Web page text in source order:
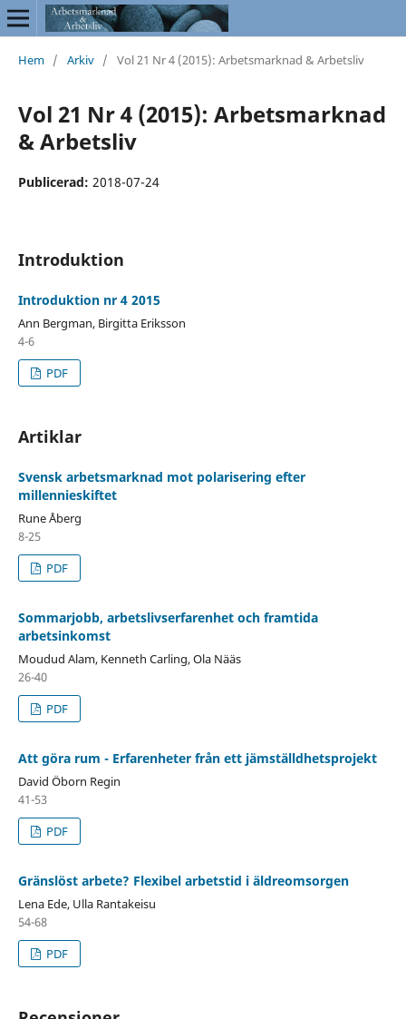
Hem / Arkiv / Vol 21 Nr 4 (2015): Arbetsmarknad & Arbetsliv
Vol 21 Nr 4 (2015): Arbetsmarknad
& Arbetsliv
Publicerad: 2018-07-24
Introduktion
Introduktion nr 4 2015
Ann Bergman, Birgitta Eriksson
4-6
PDF
Artiklar
Svensk arbetsmarknad mot polarisering efter
millennieskiftet
Rune Åberg
8-25
PDF
Sommarjobb, arbetslivserfarenhet och framtida
arbetsinkomst
Moudud Alam, Kenneth Carling, Ola Nääs
26-40
PDF
Att göra rum - Erfarenheter från ett jämställdhetsprojekt
David Öborn Regin
41-53
PDF
Gränslöst arbete? Flexibel arbetstid i äldreomsorgen
Lena Ede, Ulla Rantakeisu
54-68
PDF